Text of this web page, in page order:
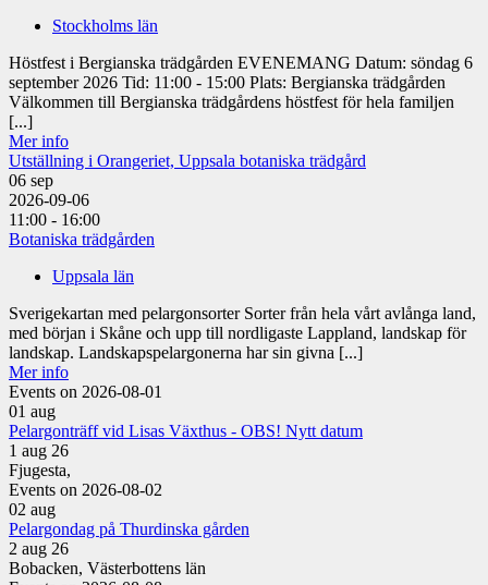
Stockholms län
Höstfest i Bergianska trädgården EVENEMANG Datum: söndag 6
september 2026 Tid: 11:00 - 15:00 Plats: Bergianska trädgården
Välkommen till Bergianska trädgårdens höstfest för hela familjen
[...]
Mer info
Utställning i Orangeriet, Uppsala botaniska trädgård
06 sep
2026-09-06
11:00 - 16:00
Botaniska trädgården
Uppsala län
Sverigekartan med pelargonsorter Sorter från hela vårt avlånga land,
med början i Skåne och upp till nordligaste Lappland, landskap för
landskap. Landskapspelargonerna har sin givna [...]
Mer info
Events on 2026-08-01
01 aug
Pelargonträff vid Lisas Växthus - OBS! Nytt datum
1 aug 26
Fjugesta,
Events on 2026-08-02
02 aug
Pelargondag på Thurdinska gården
2 aug 26
Bobacken, Västerbottens län